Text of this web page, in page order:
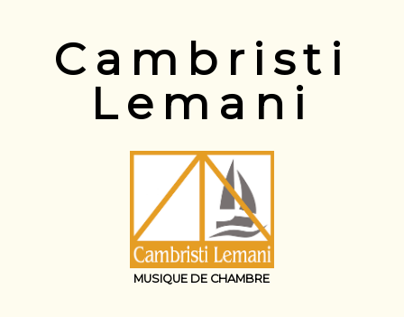
Cambristi
Lemani
MUSIQUE DE CHAMBRE